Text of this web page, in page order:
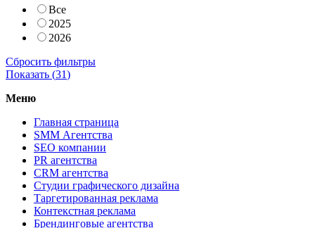
Все
2025
2026
Сбросить фильтры
Показать (31)
Меню
Главная страница
SMM Агентства
SEO компании
PR агентства
CRM агентства
Студии графического дизайна
Таргетированная реклама
Контекстная реклама
Брендинговые агентства